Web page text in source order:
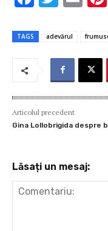
e
o
k
it
te
r
ai
l
TAGS adevărul
Articolul precedent
Gina Lollobrigida despre
Lăsați un mesaj: